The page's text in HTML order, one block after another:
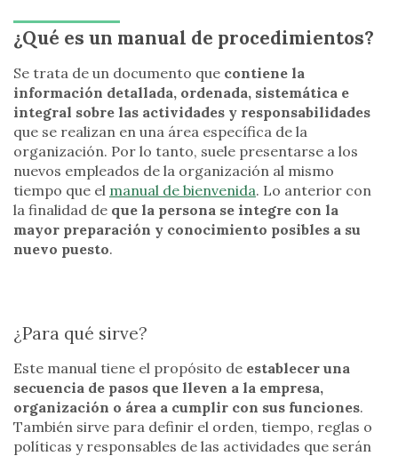
¿Qué es un manual de procedimientos?
Se trata de un documento que contiene la
información detallada, ordenada, sistemática e
integral sobre las actividades y responsabilidades
que se realizan en una área específica de la
organización. Por lo tanto, suele presentarse a los
nuevos empleados de la organización al mismo
tiempo que el manual de bienvenida. Lo anterior con
la finalidad de que la persona se integre con la
mayor preparación y conocimiento posibles a su
nuevo puesto.
¿Para qué sirve?
Este manual tiene el propósito de establecer una
secuencia de pasos que lleven a la empresa,
organización o área a cumplir con sus funciones.
También sirve para definir el orden, tiempo, reglas o
políticas y responsables de las actividades que serán